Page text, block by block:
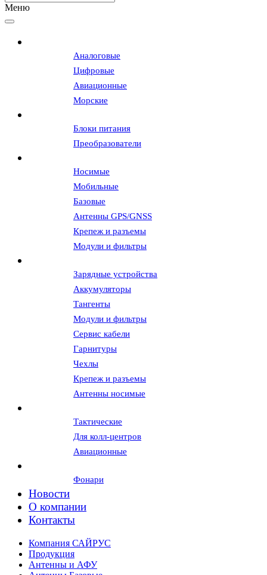
Меню
Аналоговые
Цифровые
Авиационные
Морские
Блоки питания
Преобразователи
Носимые
Мобильные
Базовые
Антенны GPS/GNSS
Крепеж и разъемы
Модули и фильтры
Зарядные устройства
Аккумуляторы
Тангенты
Модули и фильтры
Сервис кабели
Гарнитуры
Чехлы
Крепеж и разъемы
Антенны носимые
Тактические
Для колл-центров
Авиационные
Фонари
Новости
О компании
Контакты
Компания САЙРУС
Продукция
Антенны и АФУ